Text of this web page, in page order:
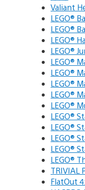
Valiant
LEGO®
LEGO®
LEGO®
LEGO®
LEGO®
LEGO®
LEGO®
LEGO®
LEGO®
LEGO®
LEGO®
LEGO®
LEGO®
LEGO®
TRIVIAL
FlatOut